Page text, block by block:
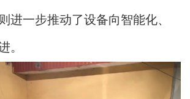
进一步推动了设备向智能化、
。